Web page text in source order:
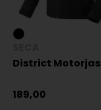
District Motorjas
189,00